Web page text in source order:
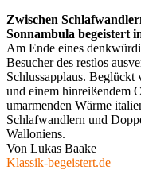
Zwischen
Sonnambula begeistert
Am Ende eines
Besucher des restlos
Schlussapplaus. Beglückt
und einem hinreißendem
umarmenden Wärme
Schlafwandlern und
Walloniens.
Von Lukas Baake
Klassik-begeistert.de